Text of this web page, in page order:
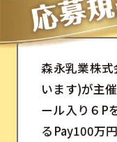
森永乳業株
います)が主
ール入り６P
るPay100万